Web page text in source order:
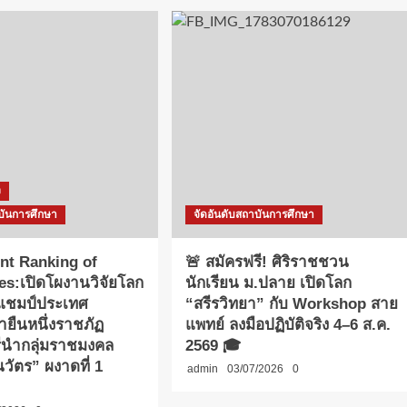
นการศึกษา
Ranking of
เปิดโผงานวิจัยโลก
มป์ประเทศ
ยืนหนึ่งราชภัฏ
ำกลุ่มราชมงคล
ตร” ผงาดที่ 1
จัดอันดับสถาบันการศึกษา
🚨 สมัครฟรี! ศิริราชชวน
นักเรียน ม.ปลาย เปิดโลก
“สรีรวิทยา” กับ Workshop สาย
แพทย์ ลงมือปฏิบัติจริง 4–6 ส.ค.
2569 🎓
admin 03/07/2026 0